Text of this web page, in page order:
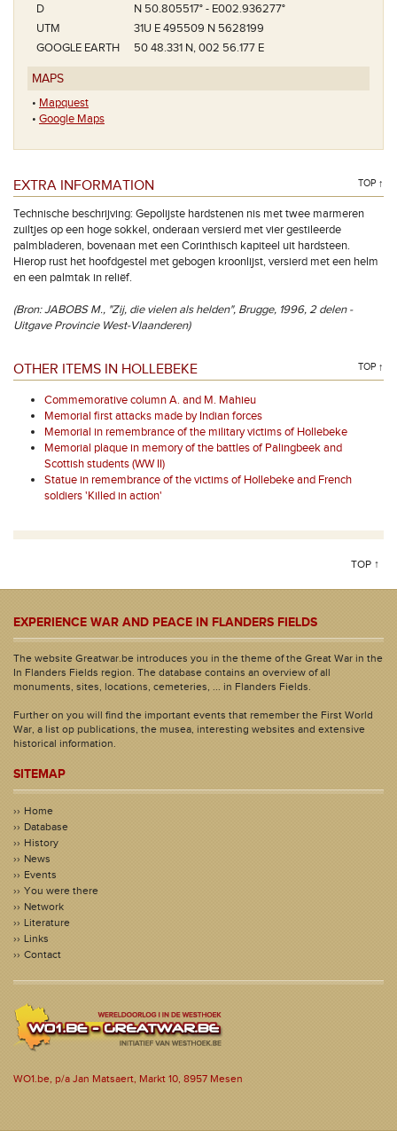
D
N 50.805517° - E002.936277°
UTM
31U E 495509 N 5628199
GOOGLE EARTH
50 48.331 N, 002 56.177 E
MAPS
• Mapquest
• Google Maps
EXTRA INFORMATION TOP ↑
Technische beschrijving: Gepolijste hardstenen nis met twee marmeren
zuiltjes op een hoge sokkel, onderaan versierd met vier gestileerde
palmbladeren, bovenaan met een Corinthisch kapiteel uit hardsteen.
Hierop rust het hoofdgestel met gebogen kroonlijst, versierd met een helm
en een palmtak in reliëf.
(Bron: JABOBS M., "Zij, die vielen als helden", Brugge, 1996, 2 delen -
Uitgave Provincie West-Vlaanderen)
OTHER ITEMS IN HOLLEBEKE TOP ↑
Commemorative column A. and M. Mahieu
Memorial first attacks made by Indian forces
Memorial in remembrance of the military victims of Hollebeke
Memorial plaque in memory of the battles of Palingbeek and
Scottish students (WW II)
Statue in remembrance of the victims of Hollebeke and French
soldiers 'Killed in action'
TOP ↑
EXPERIENCE WAR AND PEACE IN FLANDERS FIELDS
The website Greatwar.be introduces you in the theme of the Great War in the
In Flanders Fields region. The database contains an overview of all
monuments, sites, locations, cemeteries, ... in Flanders Fields.
Further on you will find the important events that remember the First World
War, a list op publications, the musea, interesting websites and extensive
historical information.
SITEMAP
Home
Database
History
News
Events
You were there
Network
Literature
Links
Contact
WO1.be, p/a Jan Matsaert, Markt 10, 8957 Mesen